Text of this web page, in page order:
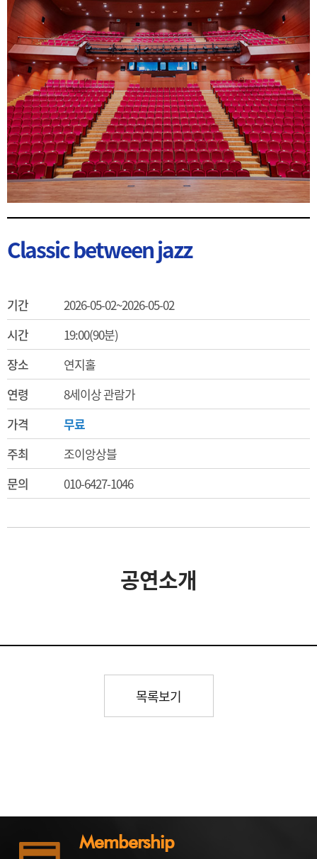
Classic between jazz
기간
2026-05-02~2026-05-02
시간
19:00(90분)
장소
연지홀
연령
8세이상 관람가
가격
무료
주최
조이앙상블
문의
010-6427-1046
공연소개
목록보기
Membership